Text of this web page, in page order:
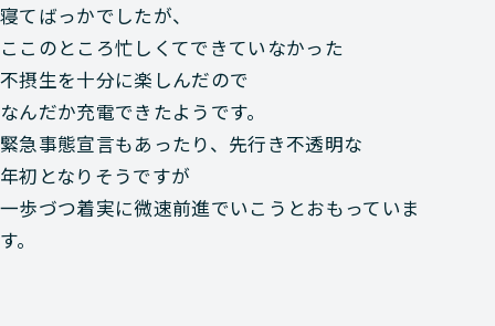
寝てばっかでしたが、
ここのところ忙しくてできていなかった
不摂生を十分に楽しんだので
なんだか充電できたようです。
緊急事態宣言もあったり、先行き不透明な
年初となりそうですが
一歩づつ着実に微速前進でいこうとおもっていま
す。